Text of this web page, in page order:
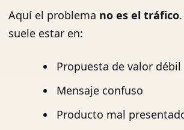
Aquí el problema no es el tráfico
suele estar en:
Propuesta de valor débil
Mensaje confuso
Producto mal